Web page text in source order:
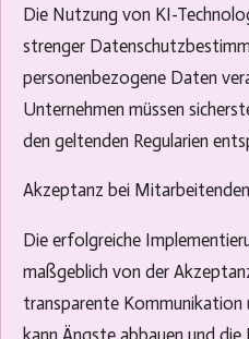
Die Nutzung von KI-
strenger
personenbezogene Daten
Unternehmen müssen
den geltenden Regularien
Akzeptanz bei
Die erfolgreiche
maßgeblich von der
transparente Kommunikation
kann Ängste abbauen und